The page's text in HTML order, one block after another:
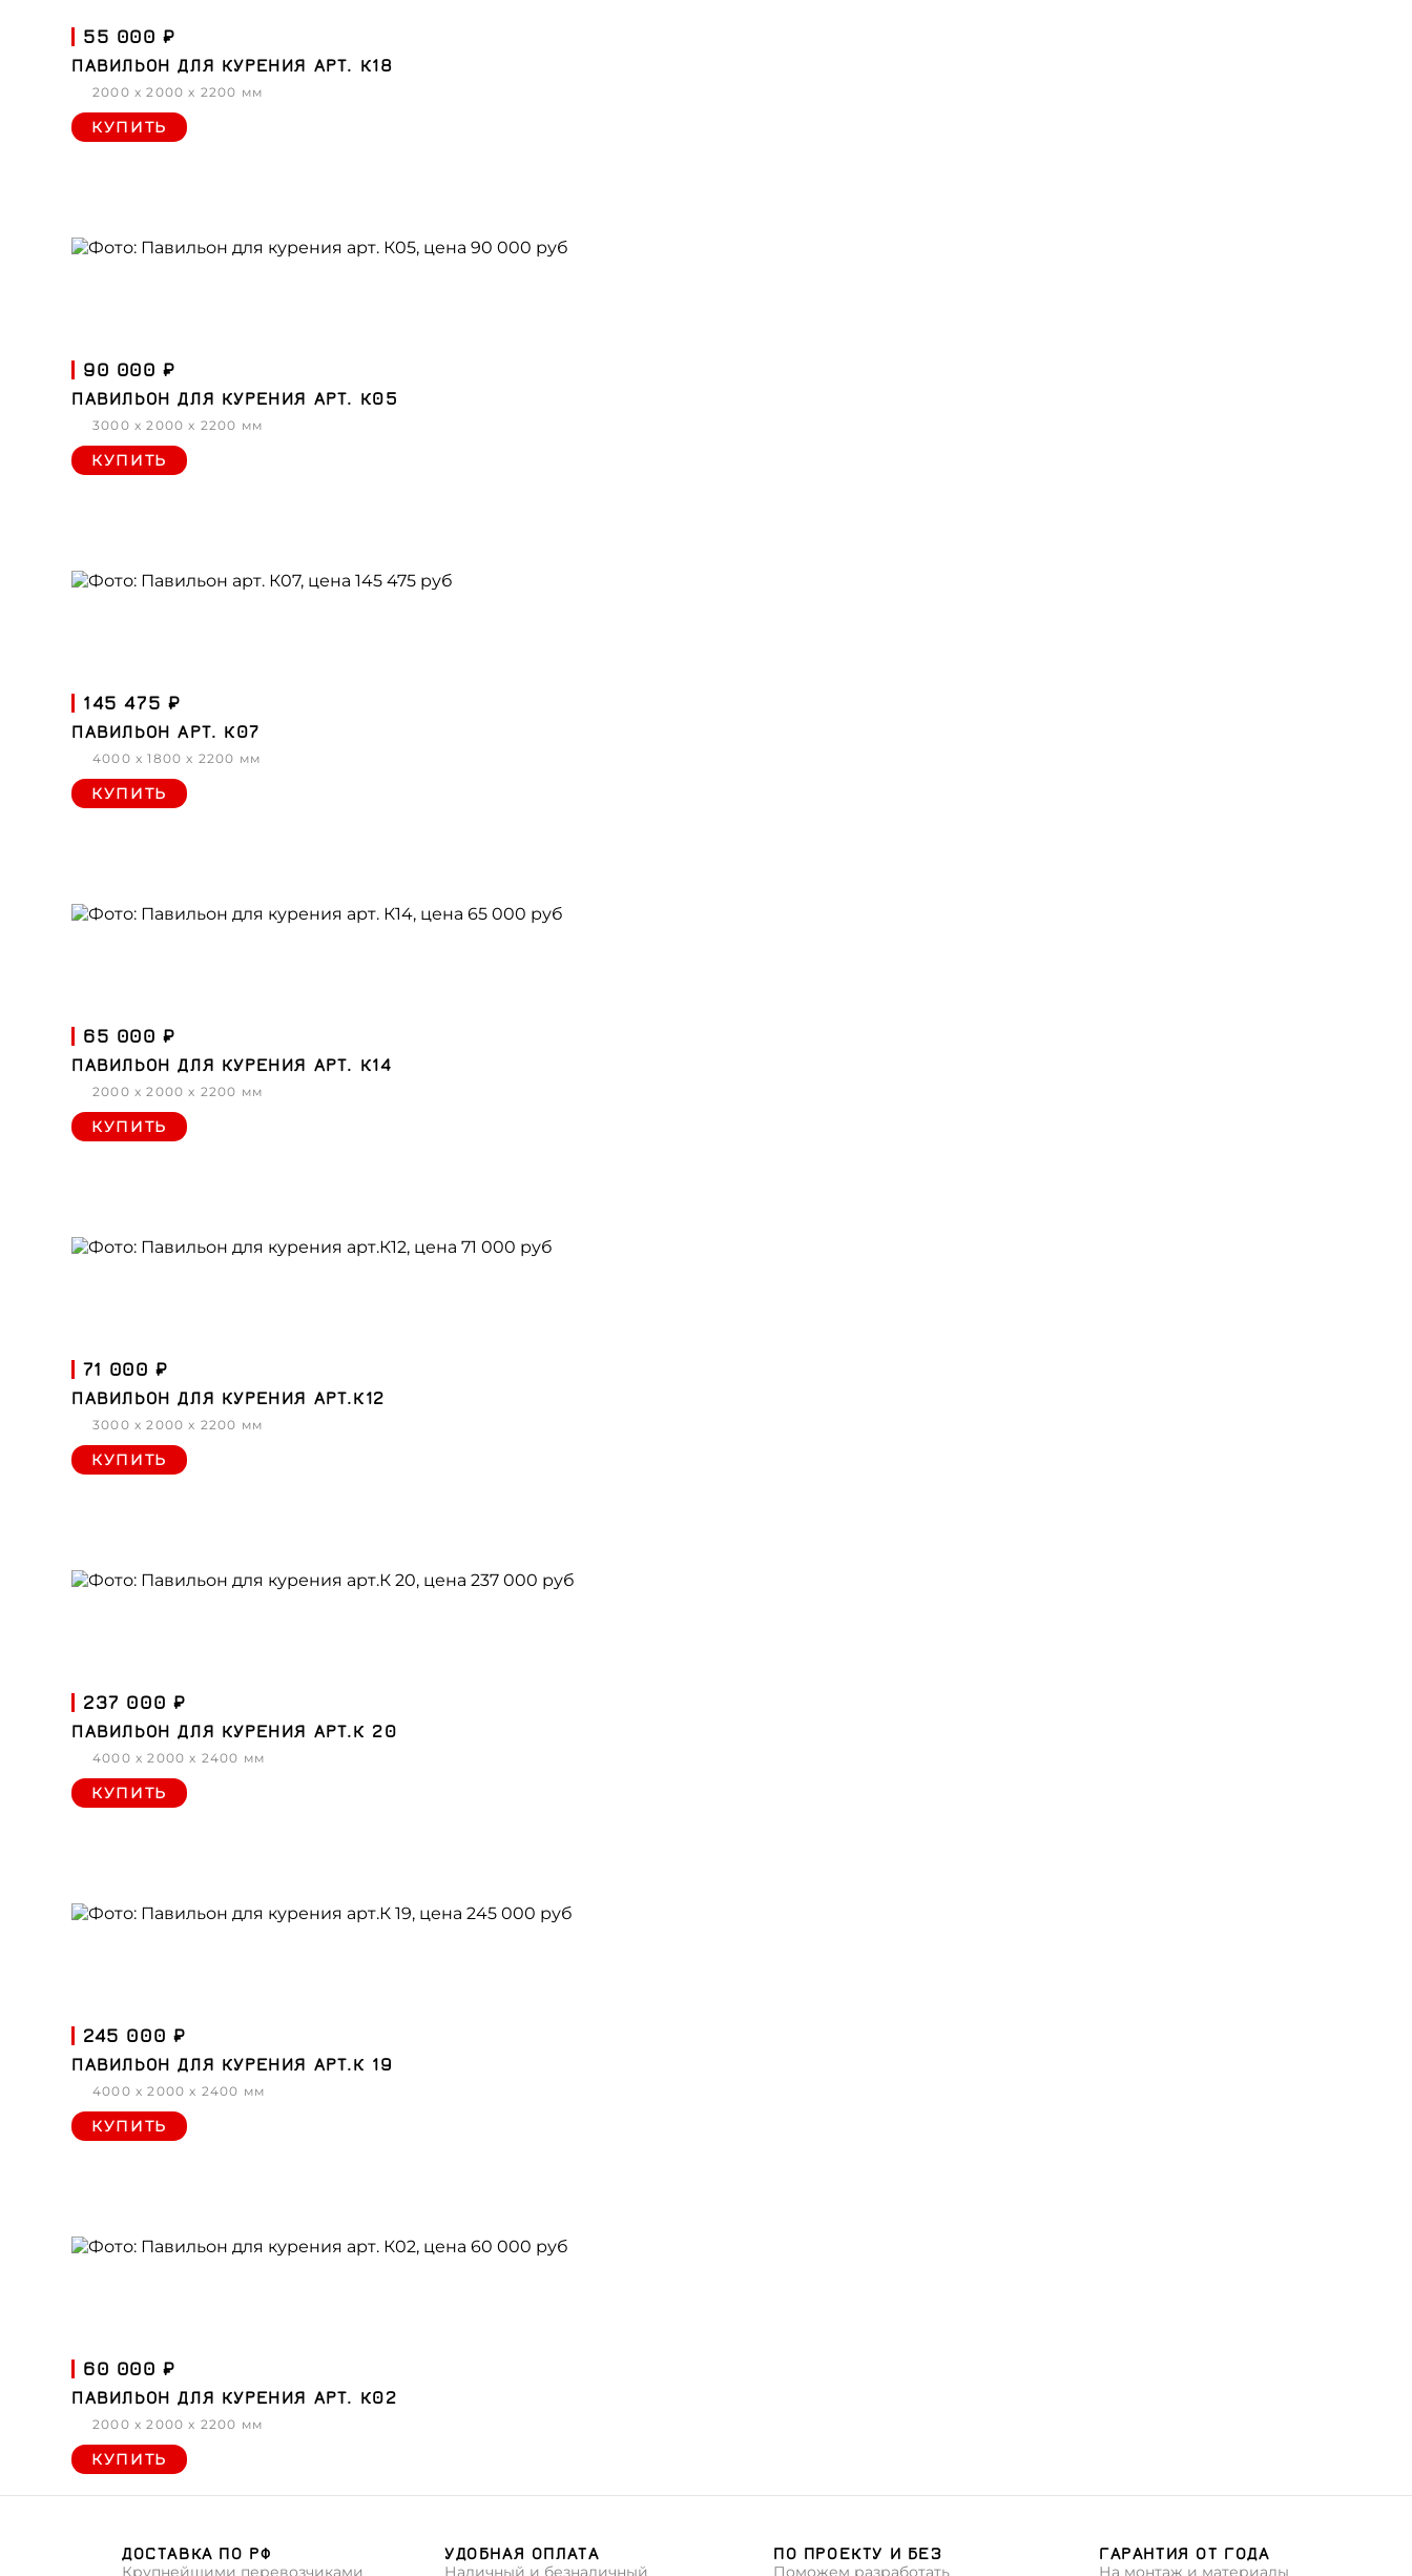
55 000 ₽
ПАВИЛЬОН ДЛЯ КУРЕНИЯ АРТ. К18
2000 x 2000 x 2200 мм
КУПИТЬ
90 000 ₽
ПАВИЛЬОН ДЛЯ КУРЕНИЯ АРТ. К05
3000 x 2000 x 2200 мм
КУПИТЬ
145 475 ₽
ПАВИЛЬОН АРТ. К07
4000 x 1800 x 2200 мм
КУПИТЬ
65 000 ₽
ПАВИЛЬОН ДЛЯ КУРЕНИЯ АРТ. К14
2000 x 2000 x 2200 мм
КУПИТЬ
71 000 ₽
ПАВИЛЬОН ДЛЯ КУРЕНИЯ АРТ.К12
3000 x 2000 x 2200 мм
КУПИТЬ
237 000 ₽
ПАВИЛЬОН ДЛЯ КУРЕНИЯ АРТ.К 20
4000 x 2000 x 2400 мм
КУПИТЬ
245 000 ₽
ПАВИЛЬОН ДЛЯ КУРЕНИЯ АРТ.К 19
4000 x 2000 x 2400 мм
КУПИТЬ
60 000 ₽
ПАВИЛЬОН ДЛЯ КУРЕНИЯ АРТ. К02
2000 x 2000 x 2200 мм
КУПИТЬ
ДОСТАВКА ПО РФ
Крупнейшими перевозчиками
УДОБНАЯ ОПЛАТА
Наличный и безналичный
ПО ПРОЕКТУ И БЕЗ
Поможем разработать
ГАРАНТИЯ ОТ ГОДА
На монтаж и материалы